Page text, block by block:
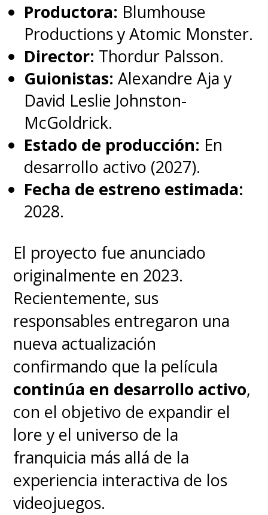
Productora: Blumhouse
Productions y Atomic Monster.
Director: Thordur Palsson.
Guionistas: Alexandre Aja y
David Leslie Johnston-
McGoldrick.
Estado de producción: En
desarrollo activo (2027).
Fecha de estreno estimada:
2028.
El proyecto fue anunciado
originalmente en 2023.
Recientemente, sus
responsables entregaron una
nueva actualización
confirmando que la película
continúa en desarrollo activo,
con el objetivo de expandir el
lore y el universo de la
franquicia más allá de la
experiencia interactiva de los
videojuegos.